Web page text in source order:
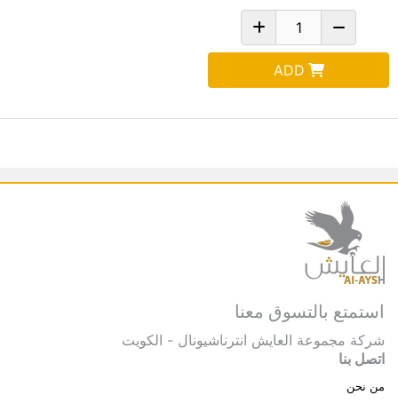
ADD
استمتع بالتسوق معنا
شركة مجموعة العايش انترناشيونال - الكويت
اتصل بنا
من نحن